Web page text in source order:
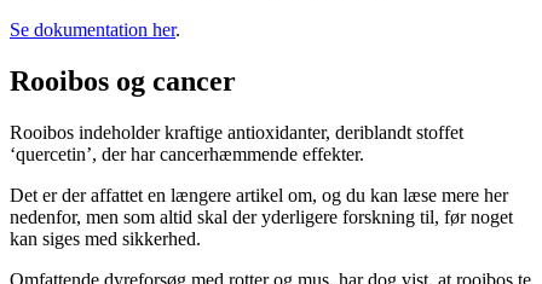
Se dokumentation her.
Rooibos og cancer
Rooibos indeholder kraftige antioxidanter, deriblandt stoffet
‘quercetin’, der har cancerhæmmende effekter.
Det er der affattet en længere artikel om, og du kan læse mere her
nedenfor, men som altid skal der yderligere forskning til, før noget
kan siges med sikkerhed.
Omfattende dyreforsøg med rotter og mus, har dog vist, at rooibos te